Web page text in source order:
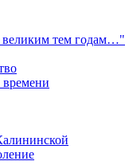
тем годам…"
времени